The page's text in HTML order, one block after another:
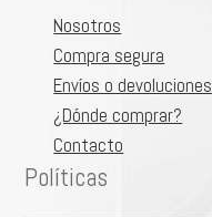
Nosotros
Compra segura
Envíos o devoluciones
¿Dónde comprar?
Contacto
Políticas